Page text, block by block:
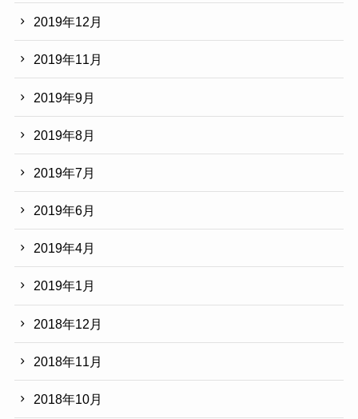
2019年12月
2019年11月
2019年9月
2019年8月
2019年7月
2019年6月
2019年4月
2019年1月
2018年12月
2018年11月
2018年10月